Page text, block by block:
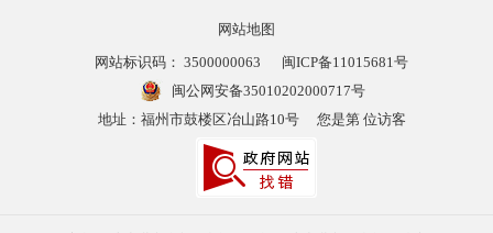
网站地图
网站标识码： 3500000063
闽ICP备11015681号
闽公网安备35010202000717号
地址：福州市鼓楼区冶山路10号
您是第 位访客